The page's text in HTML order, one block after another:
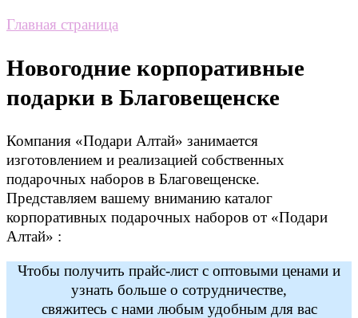
Главная страница
Новогодние корпоративные
подарки в Благовещенске
Компания «Подари Алтай» занимается
изготовлением и реализацией собственных
подарочных наборов в Благовещенске.
Представляем вашему вниманию каталог
корпоративных подарочных наборов от «Подари
Алтай» :
Чтобы получить прайс-лист с оптовыми ценами и
узнать больше о сотрудничестве,
свяжитесь с нами любым удобным для вас